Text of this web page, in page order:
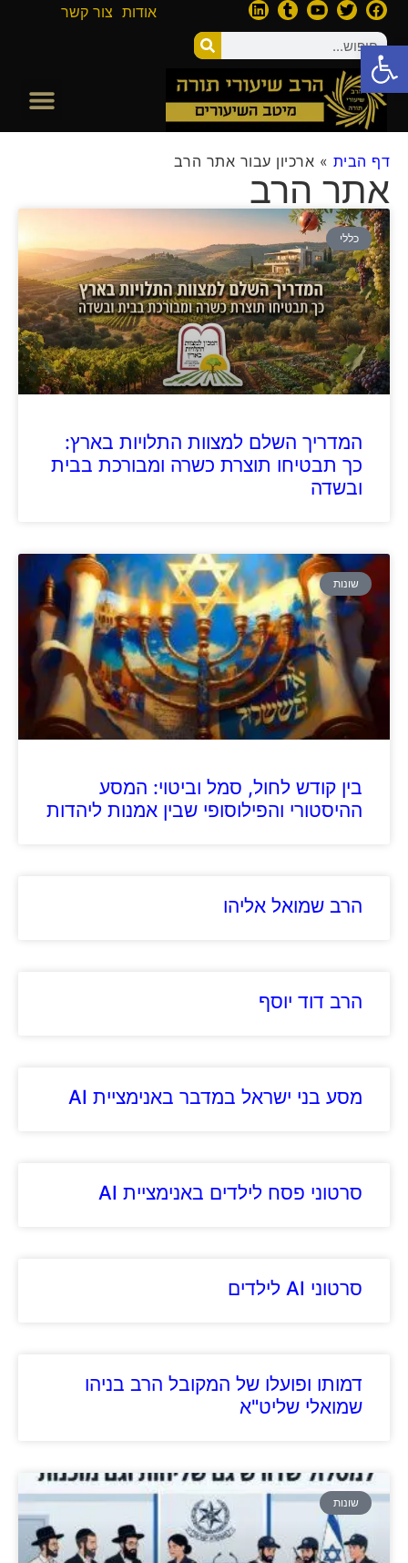
פתח סרגל נגישות
אודות צור קשר
דף הבית » ארכיון עבור אתר הרב
אתר הרב
כללי
המדריך השלם למצוות התלויות בארץ:
כך תבטיחו תוצרת כשרה ומבורכת בבית
ובשדה
שונות
בין קודש לחול, סמל וביטוי: המסע
ההיסטורי והפילוסופי שבין אמנות ליהדות
הרב שמואל אליהו
הרב דוד יוסף
מסע בני ישראל במדבר באנימציית AI
סרטוני פסח לילדים באנימציית AI
סרטוני AI לילדים
דמותו ופועלו של המקובל הרב בניהו
שמואלי שליט"א
שונות